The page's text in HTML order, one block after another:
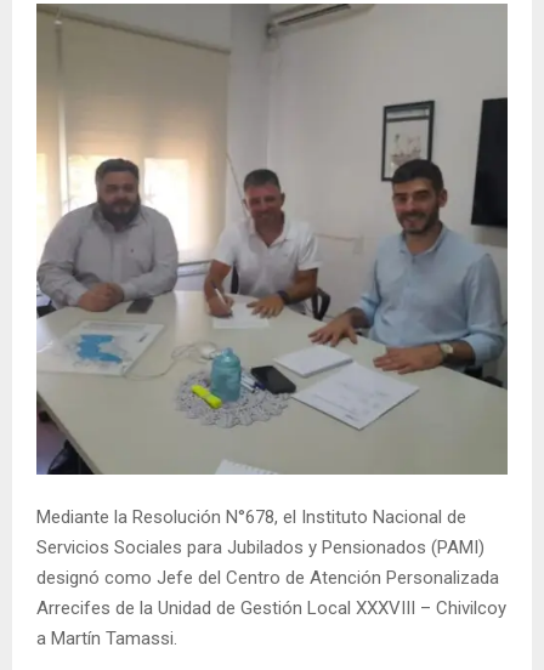
Mediante la Resolución N°678, el Instituto Nacional de
Servicios Sociales para Jubilados y Pensionados (PAMI)
designó como Jefe del Centro de Atención Personalizada
Arrecifes de la Unidad de Gestión Local XXXVIII – Chivilcoy
a Martín Tamassi.